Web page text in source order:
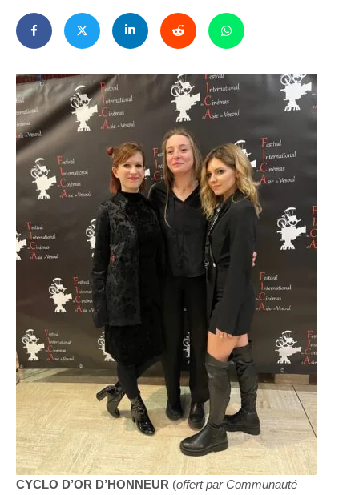
CYCLO D’OR D’HONNEUR (offert par Communauté